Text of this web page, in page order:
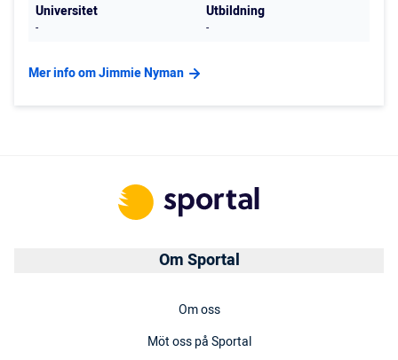
Universitet
-
Utbildning
-
Mer info om Jimmie Nyman
Om Sportal
Om oss
Möt oss på Sportal